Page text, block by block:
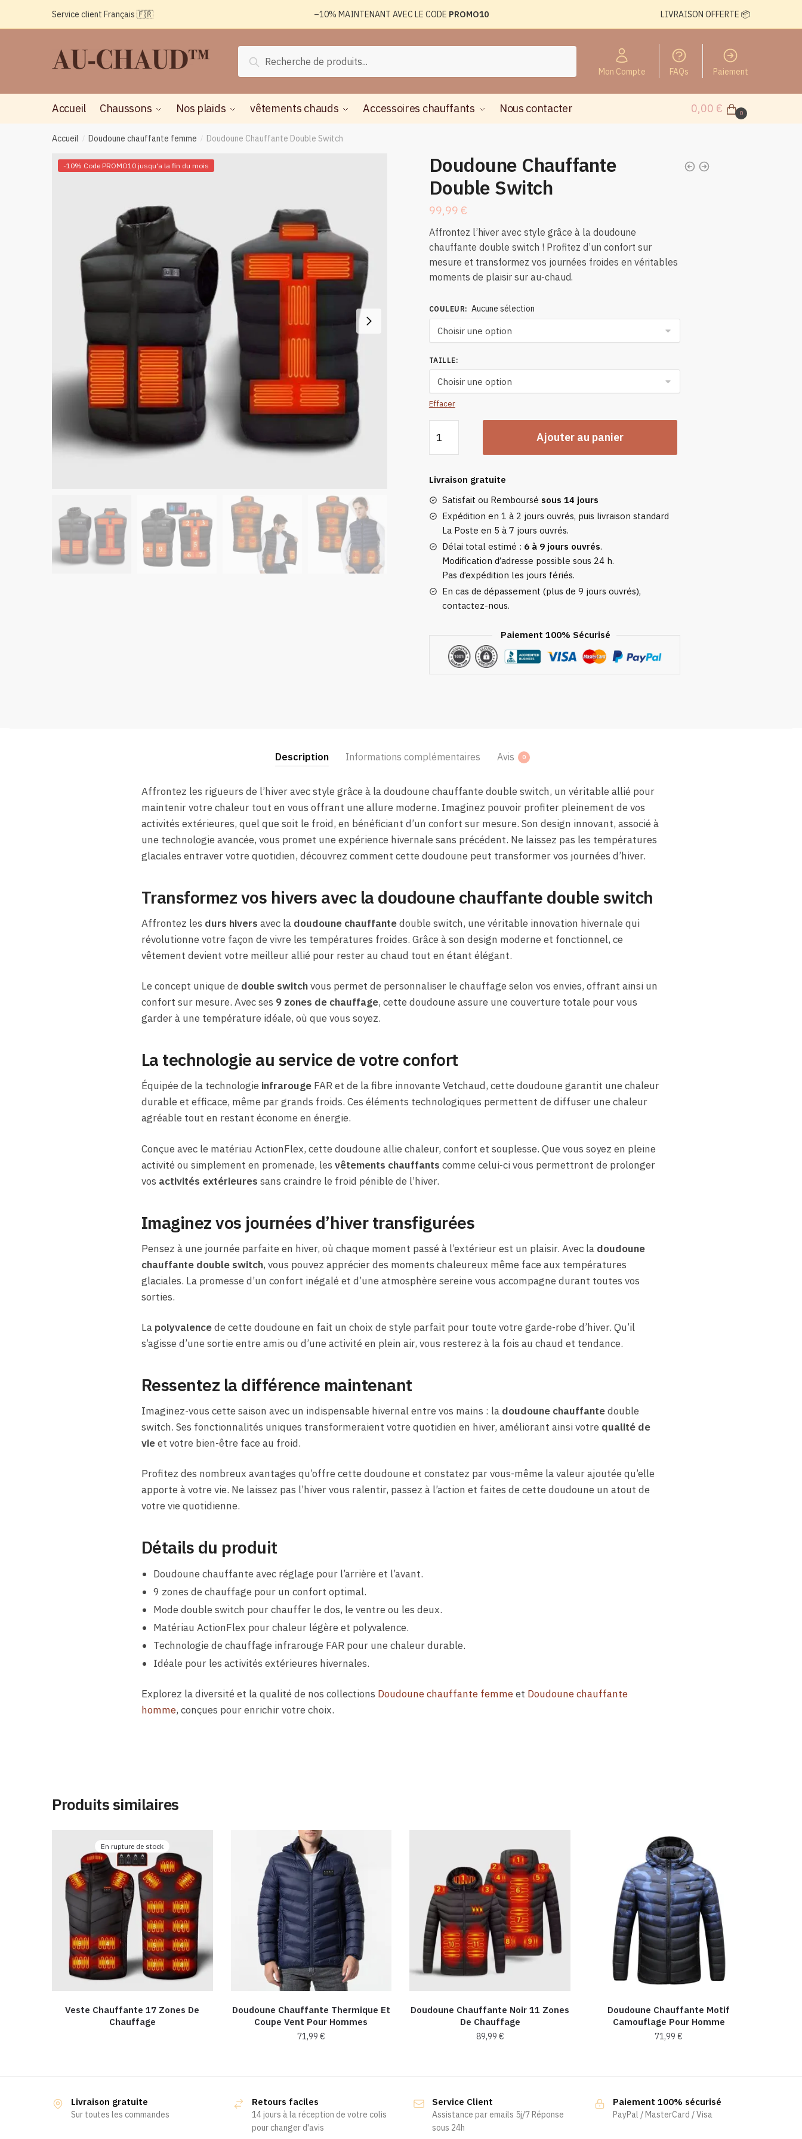
Service client Français 🇫🇷 –10% MAINTENANT AVEC LE CODE PROMO10 LIVRAISON OFFERTE 📦
pour :
Recherche
Mon Compte FAQs Paiement
Accueil Chaussons Nos plaids vêtements chauds Accessoires chauffants Nous contacter 0,00 € 0
Accueil / Doudoune chauffante femme / Doudoune Chauffante Double Switch
-10% Code PROMO10 jusqu'a la fin du mois
Doudoune Chauffante
Double Switch
99,99 €
Affrontez l’hiver avec style grâce à la doudoune
chauffante double switch ! Profitez d’un confort sur
mesure et transformez vos journées froides en véritables
moments de plaisir sur au-chaud.
COULEUR: Aucune sélection
TAILLE:
Effacer
de
Doudoune
Double
Switch
Ajouter au panier
Livraison gratuite
Satisfait ou Remboursé sous 14 jours
Expédition en 1 à 2 jours ouvrés, puis livraison standard
La Poste en 5 à 7 jours ouvrés.
Délai total estimé : 6 à 9 jours ouvrés.
Modification d’adresse possible sous 24 h.
Pas d’expédition les jours fériés.
En cas de dépassement (plus de 9 jours ouvrés),
contactez-nous.
Paiement 100% Sécurisé
Description Informations complémentaires Avis 0
Affrontez les rigueurs de l’hiver avec style grâce à la doudoune chauffante double switch, un véritable allié pour
maintenir votre chaleur tout en vous offrant une allure moderne. Imaginez pouvoir profiter pleinement de vos
activités extérieures, quel que soit le froid, en bénéficiant d’un confort sur mesure. Son design innovant, associé à
une technologie avancée, vous promet une expérience hivernale sans précédent. Ne laissez pas les températures
glaciales entraver votre quotidien, découvrez comment cette doudoune peut transformer vos journées d’hiver.
Transformez vos hivers avec la doudoune chauffante double switch
Affrontez les durs hivers avec la doudoune chauffantedouble switch, une véritable innovation hivernale qui
révolutionne votre façon de vivre les températures froides. Grâce à son design moderne et fonctionnel, ce
vêtement devient votre meilleur allié pour rester au chaud tout en étant élégant.
Le concept unique de double switchvous permet de personnaliser le chauffage selon vos envies, offrant ainsi un
confort sur mesure. Avec ses 9 zones de chauffage, cette doudoune assure une couverture totale pour vous
garder à une température idéale, où que vous soyez.
La technologie au service de votre confort
Équipée de la technologie infrarougeFAR et de la fibre innovante Vetchaud, cette doudoune garantit une chaleur
durable et efficace, même par grands froids. Ces éléments technologiques permettent de diffuser une chaleur
agréable tout en restant économe en énergie.
Conçue avec le matériau ActionFlex, cette doudoune allie chaleur, confort et souplesse. Que vous soyez en pleine
activité ou simplement en promenade, les vêtements chauffants comme celui-ci vous permettront de prolonger
vos activités extérieures sans craindre le froid pénible de l’hiver.
Imaginez vos journées d’hiver transfigurées
Pensez à une journée parfaite en hiver, où chaque moment passé à l’extérieur est un plaisir. Avec la doudoune
chauffante double switch, vous pouvez apprécier des moments chaleureux même face aux températures
glaciales. La promesse d’un confort inégalé et d’une atmosphère sereine vous accompagne durant toutes vos
sorties.
La polyvalencede cette doudoune en fait un choix de style parfait pour toute votre garde-robe d’hiver. Qu’il
s’agisse d’une sortie entre amis ou d’une activité en plein air, vous resterez à la fois au chaud et tendance.
Ressentez la différence maintenant
Imaginez-vous cette saison avec un indispensable hivernal entre vos mains : la doudoune chauffantedouble
switch. Ses fonctionnalités uniques transformeraient votre quotidien en hiver, améliorant ainsi votre qualité de
vieet votre bien-être face au froid.
Profitez des nombreux avantages qu’offre cette doudoune et constatez par vous-même la valeur ajoutée qu’elle
apporte à votre vie. Ne laissez pas l’hiver vous ralentir, passez à l’action et faites de cette doudoune un atout de
votre vie quotidienne.
Détails du produit
Doudoune chauffante avec réglage pour l’arrière et l’avant.
9 zones de chauffage pour un confort optimal.
Mode double switch pour chauffer le dos, le ventre ou les deux.
Matériau ActionFlex pour chaleur légère et polyvalence.
Technologie de chauffage infrarouge FAR pour une chaleur durable.
Idéale pour les activités extérieures hivernales.
Explorez la diversité et la qualité de nos collections Doudoune chauffante femmeet Doudoune chauffante
homme, conçues pour enrichir votre choix.
Produits similaires
En rupture de stock
Veste Chauffante 17 Zones De
Chauffage
Doudoune Chauffante Thermique Et
Coupe Vent Pour Hommes
71,99 €
plusieurs
variations.
Les
Doudoune Chauffante Noir 11 Zones
De Chauffage
89,99 €
plusieurs
variations.
Doudoune Chauffante Motif
Camouflage Pour Homme
71,99€
plusieurs
variations.
Livraison gratuite
Sur toutes les commandes
Retours faciles
14 jours à la réception de votre colis
pour changer d'avis
Service Client
Assistance par emails 5j/7 Réponse
sous 24h
Paiement 100% sécurisé
PayPal / MasterCard / Visa